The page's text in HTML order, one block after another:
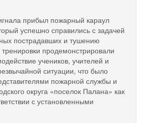
прибыл пожарный караул
успешно справились с задачей
пострадавших и тушению
продемонстрировали
учеников, учителей и
ситуации, что было
пожарной службы и
округа «поселок Палана» как
с установленными